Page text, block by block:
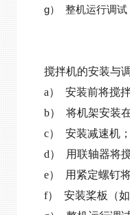
g） 整机运行调试
搅拌机的安装与
a） 安装前将搅
b） 将机架安装
c） 安装减速机；
d） 用联轴器将
e） 用紧定螺钉
f） 安装桨板（